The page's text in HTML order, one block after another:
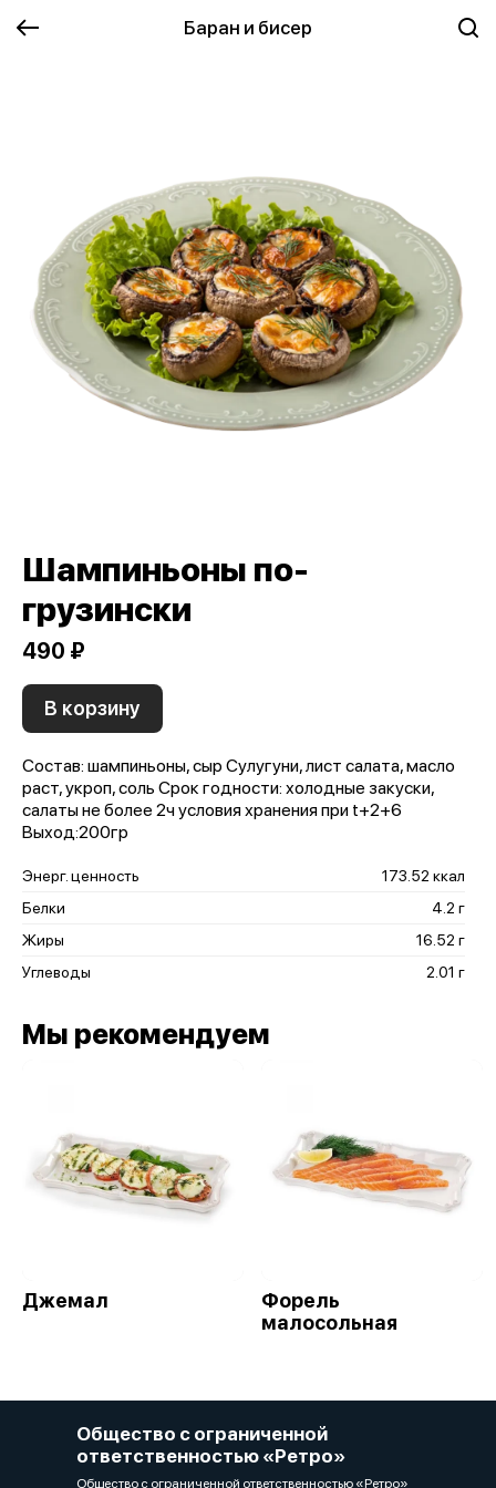
Баран и бисер
Шампиньоны по-
грузински
490 ₽
В корзину
Состав: шампиньоны, сыр Сулугуни, лист салата, масло
раст, укроп, соль Срок годности: холодные закуски,
салаты не более 2ч условия хранения при t+2+6
Выход:200гр
Энерг. ценность
173.52 ккал
Белки
4.2 г
Жиры
16.52 г
Углеводы
2.01 г
Мы рекомендуем
Джемал
Форель
малосольная
Общество с ограниченной
ответственностью «Ретро»
Общество с ограниченной ответственностью «Ретро»